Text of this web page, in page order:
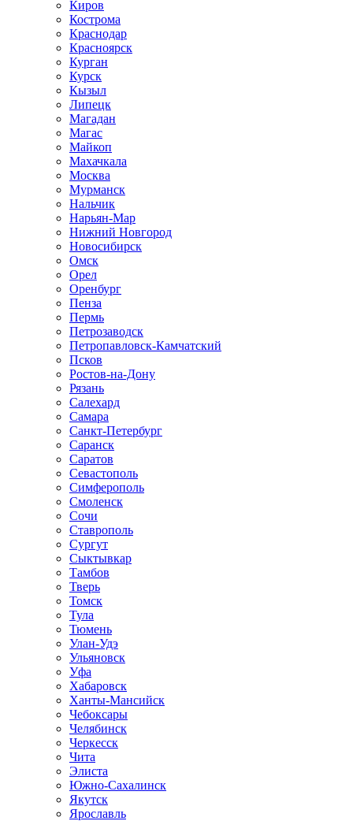
Киров
Кострома
Краснодар
Красноярск
Курган
Курск
Кызыл
Липецк
Магадан
Магас
Майкоп
Махачкала
Москва
Мурманск
Нальчик
Нарьян-Мар
Нижний Новгород
Новосибирск
Омск
Орел
Оренбург
Пенза
Пермь
Петрозаводск
Петропавловск-Камчатский
Псков
Ростов-на-Дону
Рязань
Салехард
Самара
Санкт-Петербург
Саранск
Саратов
Севастополь
Симферополь
Смоленск
Сочи
Ставрополь
Сургут
Сыктывкар
Тамбов
Тверь
Томск
Тула
Тюмень
Улан-Удэ
Ульяновск
Уфа
Хабаровск
Ханты-Мансийск
Чебоксары
Челябинск
Черкесск
Чита
Элиста
Южно-Сахалинск
Якутск
Ярославль